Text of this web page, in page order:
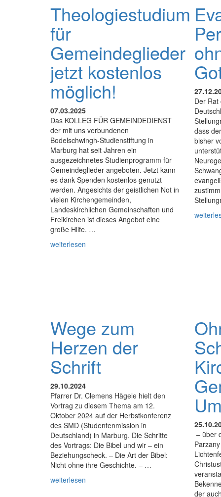
Theologiestudium
für
Gemeindeglieder
jetzt kostenlos
möglich!
07.03.2025
Das KOLLEG FÜR GEMEINDEDIENST
der mit uns verbundenen
Bodelschwingh-Studienstiftung in
Marburg hat seit Jahren ein
ausgezeichnetes Studienprogramm für
Gemeindeglieder angeboten. Jetzt kann
es dank Spenden kostenlos genutzt
werden. Angesichts der geistlichen Not in
vielen Kirchengemeinden,
Landeskirchlichen Gemeinschaften und
Freikirchen ist dieses Angebot eine
große Hilfe. …
weiterlesen
Der Rat
dass
bisher
Wege zum
Herzen der
Schrift
29.10.2024
Pfarrer Dr. Clemens Hägele hielt den
Vortrag zu diesem Thema am 12.
Oktober 2024 auf der Herbstkonferenz
des SMD (Studentenmission in
Deutschland) in Marburg. Die Schritte
des Vortrags: Die Bibel und wir – ein
Beziehungscheck. – Die Art der Bibel:
Nicht ohne ihre Geschichte. – …
weiterlesen
– über
der